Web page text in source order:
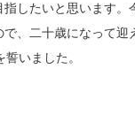
したいと思います。
、二十歳になって迎
いました。